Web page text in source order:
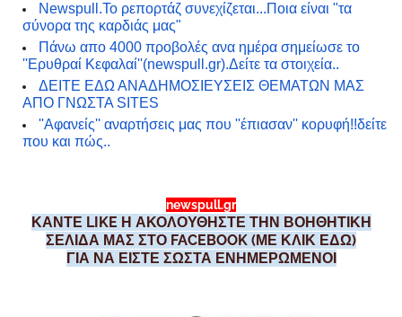
Newspull.Το ρεπορτάζ συνεχίζεται...Ποια είναι "τα
σύνορα της καρδιάς μας"
Πάνω απο 4000 προβολές ανα ημέρα σημείωσε το
''Ερυθραί Κεφαλαί''(newspull.gr).Δείτε τα στοιχεία..
ΔΕΙΤΕ ΕΔΩ ΑΝΑΔΗΜΟΣΙΕΥΣΕΙΣ ΘΕΜΑΤΩΝ ΜΑΣ
ΑΠΟ ΓΝΩΣΤΑ SITES
''Αφανείς'' αναρτήσεις μας που ''έπιασαν'' κορυφή!!δείτε
που και πώς..
newspull.gr
ΚΑΝΤΕ LIKE Η ΑΚΟΛΟΥΘΗΣΤΕ ΤΗΝ ΒΟΗΘΗΤΙΚΗ
ΣΕΛΙΔΑ ΜΑΣ ΣΤΟ FACEBOOK (ΜΕ ΚΛΙΚ ΕΔΩ)
ΓΙΑ ΝΑ ΕΙΣΤΕ ΣΩΣΤΑ ΕΝΗΜΕΡΩΜΕΝΟΙ